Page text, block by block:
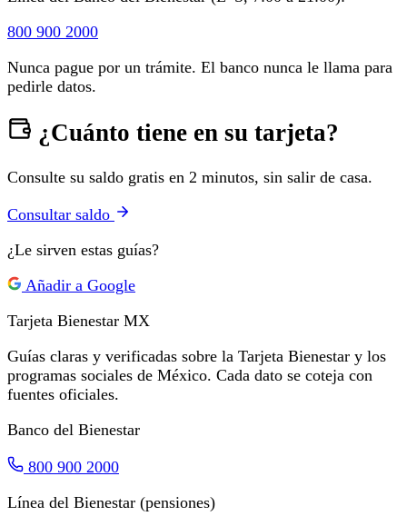
800 900 2000
Nunca pague por un trámite. El banco nunca le llama para
pedirle datos.
¿Cuánto tiene en su tarjeta?
Consulte su saldo gratis en 2 minutos, sin salir de casa.
Consultar saldo
¿Le sirven estas guías?
Añadir a Google
Tarjeta Bienestar MX
Guías claras y verificadas sobre la Tarjeta Bienestar y los
programas sociales de México. Cada dato se coteja con
fuentes oficiales.
Banco del Bienestar
800 900 2000
Línea del Bienestar (pensiones)